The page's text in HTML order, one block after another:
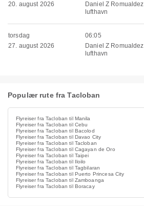
20. august 2026
Daniel Z Romualdez
lufthavn
torsdag
27. august 2026
06:05
Daniel Z Romualdez
lufthavn
Populær rute fra Tacloban
Flyreiser fra Tacloban til Manila
Flyreiser fra Tacloban til Cebu
Flyreiser fra Tacloban til Bacolod
Flyreiser fra Tacloban til Davao City
Flyreiser fra Tacloban til Tacloban
Flyreiser fra Tacloban til Cagayan de Oro
Flyreiser fra Tacloban til Taipei
Flyreiser fra Tacloban til Iloilo
Flyreiser fra Tacloban til Tagbilaran
Flyreiser fra Tacloban til Puerto Princesa City
Flyreiser fra Tacloban til Zamboanga
Flyreiser fra Tacloban til Boracay